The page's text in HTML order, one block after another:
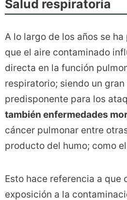
Salud respiratoria
A lo largo de los años se
que el aire contaminado
directa en la función
respiratorio; siendo un
predisponente para los
también enfermedades
cáncer pulmonar entre
producto del humo; como el
Esto hace referencia a que
exposición a la